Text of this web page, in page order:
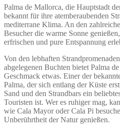
Palma de Mallorca, die Hauptstadt
bekannt für ihre atemberaubenden
mediterrane Klima. An den
Besucher die warme Sonne
erfrischen und pure Entspannung
Von den lebhaften
abgelegenen Buchten bietet Palma
Geschmack etwas. Einer der
Palma, der sich entlang der Küste
Sand und den Strandbars ein
Touristen ist. Wer es ruhiger mag,
wie Cala Mayor oder Cala Pi
Unberührtheit der Natur genießen.